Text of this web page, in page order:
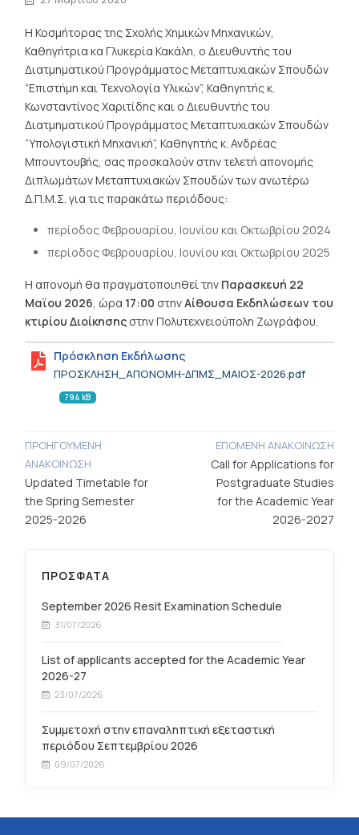
Η Κοσμήτορας της Σχολής Χημικών Μηχανικών,
Καθηγήτρια κα Γλυκερία Κακάλη, ο Διευθυντής του
Διατμηματικού Προγράμματος Μεταπτυχιακών Σπουδών
“Επιστήμη και Τεχνολογία Υλικών”, Καθηγητής κ.
Κωνσταντίνος Χαριτίδης και ο Διευθυντής του
Διατμηματικού Προγράμματος Μεταπτυχιακών Σπουδών
“Υπολογιστική Μηχανική”, Καθηγητής κ. Ανδρέας
Μπουντουβής, σας προσκαλούν στην τελετή απονομής
Διπλωμάτων Μεταπτυχιακών Σπουδών των ανωτέρω
Δ.Π.Μ.Σ. για τις παρακάτω περιόδους:
περίοδος Φεβρουαρίου, Ιουνίου και Οκτωβρίου 2024
περίοδος Φεβρουαρίου, Ιουνίου και Οκτωβρίου 2025
Η απονομή θα πραγματοποιηθεί την Παρασκευή 22
Μαϊου 2026, ώρα 17:00 στηνΑίθουσα Εκδηλώσεων του
κτιρίου Διοίκησης στην Πολυτεχνειούπολη Ζωγράφου.
Πρόσκληση Εκδήλωσης
ΠΡΟΣΚΛΗΣΗ_ΑΠΟΝΟΜΗ-ΔΠΜΣ_ΜΑΙΟΣ-2026.pdf
794 kB
ΠΡΟΗΓΟΥΜΕΝΗ
ΑΝΑΚΟΙΝΩΣΗ
Updated Timetable for
the Spring Semester
2025-2026
ΕΠΟΜΕΝΗ ΑΝΑΚΟΙΝΩΣΗ
Call for Applications for
Postgraduate Studies
for the Academic Year
2026-2027
ΠΡΟΣΦΑΤA
September 2026 Resit Examination Schedule
31/07/2026
List of applicants accepted for the Academic Year
2026-27
23/07/2026
Συμμετοχή στην επαναληπτική εξεταστική
περιόδου Σεπτεμβρίου 2026
09/07/2026